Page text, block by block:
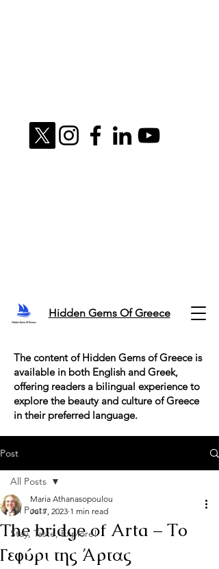
Hidden Gems Of Greece
The content of Hidden Gems of Greece is
available in both English and Greek,
offering readers a bilingual experience to
explore the beauty and culture of Greece
in their preferred language.
Post
All Posts
Stay, Taste, Explore!
All Posts
The bridge of Arta – Το
Γεφύρι της Άρτας
Maria Athanasopoulou
Jul 7, 2023 1 min read